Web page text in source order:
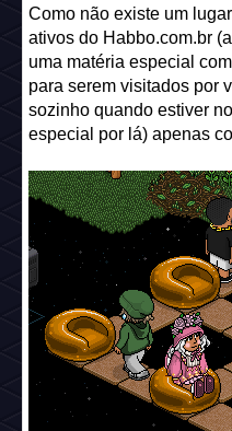
Como não existe um
ativos do Habbo.com.br
uma matéria especial
para serem visitados por
sozinho quando estiver
especial por lá) apenas